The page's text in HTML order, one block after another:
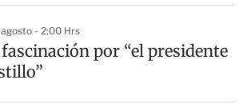
- 2:00 Hrs
por “el presidente